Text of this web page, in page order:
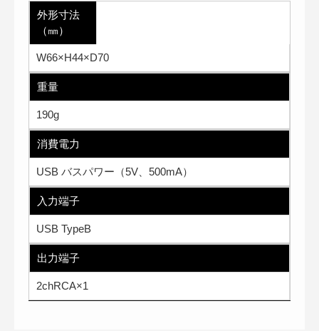
外形寸法
（㎜）
W66×H44×D70
重量
190g
消費電力
USB バスパワー（5V、500mA）
入力端子
USB TypeB
出力端子
2chRCA×1